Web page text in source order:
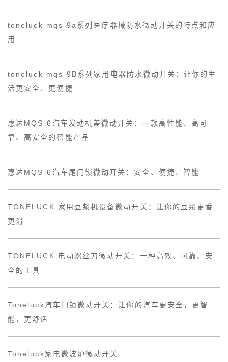
toneluck mqs-9a系列医疗器械防水微动开关的特点和应
用
toneluck mqs-9B系列家用电器防水微动开关：让你的生
活更安全、更便捷
惠达MQS-6汽车发动机盖微动开关：一款高性能、高可
靠、高安全的智能产品
惠达MQS-6汽车尾门锁微动开关：安全、便捷、智能
TONELUCK 家用豆浆机设备微动开关：让你的豆浆更香
更滑
TONELUCK 电动螺丝刀微动开关：一种高效、可靠、安
全的工具
Toneluck汽车门锁微动开关：让你的汽车更安全，更智
能，更舒适
Toneluck家电微波炉微动开关